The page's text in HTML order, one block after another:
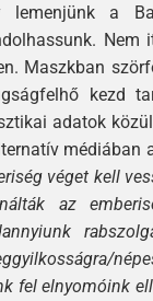
lemenjünk a
Nem
Maszkban
kezd
adatok
médiában
véget kell
az
fel elnyomóink